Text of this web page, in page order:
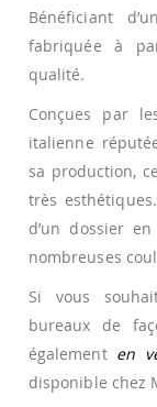
Bénéficiant
fabriquée à
qualité.
Conçues par
italienne
sa production,
très
d’un dossier
nombreuses
Si vous
bureaux de
également en
disponible chez